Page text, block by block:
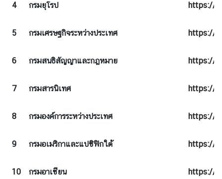
4 กรมยุโรป https://
5 กรมเศรษฐกิจระหว่างประเทศ https://
6 กรมสนธิสัญญาและกฎหมาย https://
7 กรมสารนิเทศ https://
8 กรมองค์การระหว่างประเทศ https://
9 กรมอเมริกาและแปซิฟิกใต้ https://
10 กรมอาเซียน https://